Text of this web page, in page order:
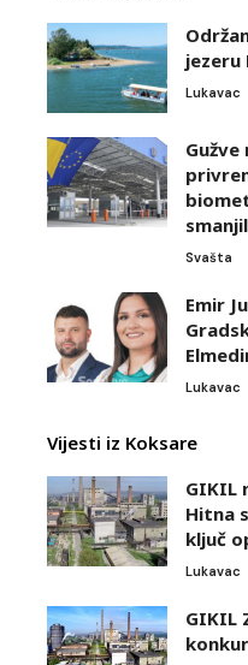
jezeru
Lukavac
Svašta
Emir
Lukavac
Vijesti iz Koksare
GIKIL
Hitna
ključ
Lukavac
GIKIL